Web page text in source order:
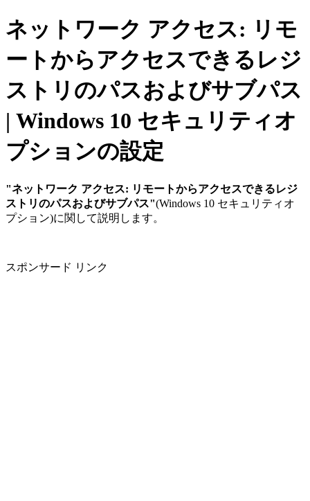
ネットワーク アクセス: リモ
ートからアクセスできるレジ
ストリのパスおよびサブパス
| Windows 10 セキュリティオ
プションの設定
"ネットワーク アクセス: リモートからアクセスできるレジ
ストリのパスおよびサブパス"(Windows 10 セキュリティオ
プション)に関して説明します。
スポンサード リンク